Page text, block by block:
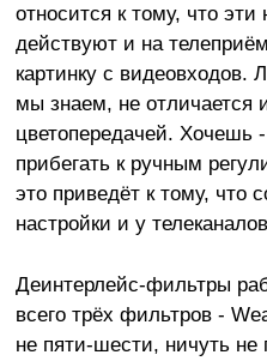
относится к тому, что
действуют и на
картинку с видеовходов.
мы знаем, не отличается
цветопередачей. Хочешь
прибегать к ручным
это приведёт к тому, что
настройки и у
Деинтерлейс-фильтры
всего трёх фильтров -
не пяти-шести, ничуть не